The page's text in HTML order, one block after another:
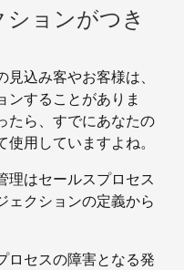
ョンがつき
込み客やお客様は、
ンすることがありま
たら、すでにあなたの
用していますよね。
理はセールスプロセス
ェクションの定義から
ロセスの障害となる発